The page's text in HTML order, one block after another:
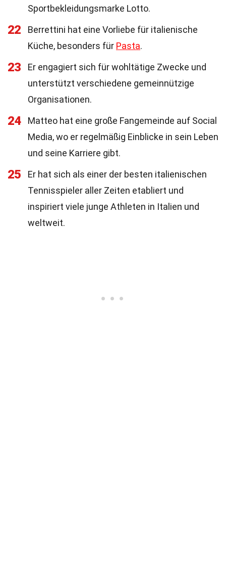
Sportbekleidungsmarke Lotto.
22
Berrettini hat eine Vorliebe für italienische
Küche, besonders für Pasta.
23
Er engagiert sich für wohltätige Zwecke und
unterstützt verschiedene gemeinnützige
Organisationen.
24
Matteo hat eine große Fangemeinde auf Social
Media, wo er regelmäßig Einblicke in sein Leben
und seine Karriere gibt.
25
Er hat sich als einer der besten italienischen
Tennisspieler aller Zeiten etabliert und
inspiriert viele junge Athleten in Italien und
weltweit.